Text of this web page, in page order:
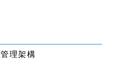
管理架構